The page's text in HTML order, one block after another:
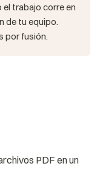
el trabajo corre en
de tu equipo.
por fusión.
PDF en un